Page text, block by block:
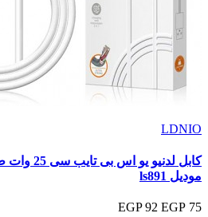
LDNIO
موديل ls891
75 EGP
92 EGP